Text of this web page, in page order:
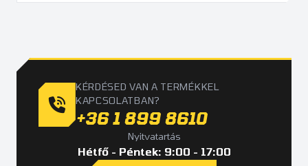
KÉRDÉSED VAN A TERMÉKKEL
KAPCSOLATBAN?
+36 1 899 8610
Nyitvatartás
Hétfő - Péntek: 9:00 - 17:00